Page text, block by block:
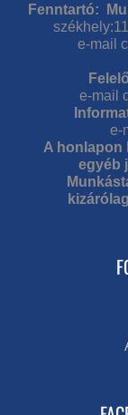
Fenntartó:
e-mail
e-mail
e-
A honlapon
egyéb